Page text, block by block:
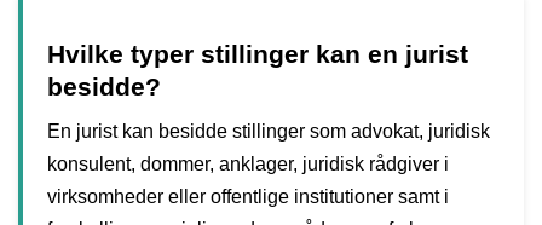
Hvilke typer stillinger kan en jurist
besidde?
En jurist kan besidde stillinger som advokat, juridisk
konsulent, dommer, anklager, juridisk rådgiver i
virksomheder eller offentlige institutioner samt i